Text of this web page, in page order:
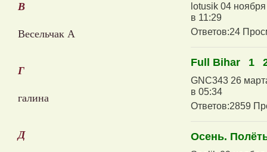
В
Весельчак А
Г
галина
Д
lotusik 04
в 11:29
Ответов:24
Full Bihar 1
GNC343 26
в 05:34
Ответов:2859
Осень.